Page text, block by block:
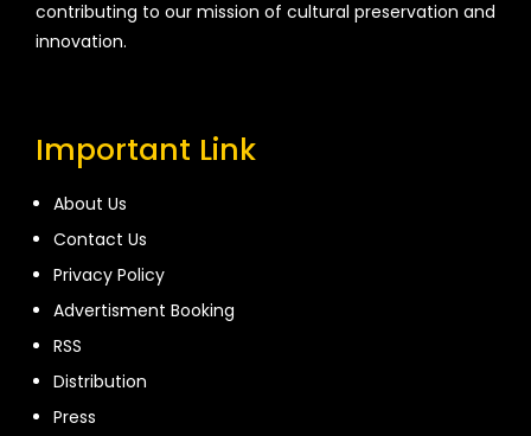
contributing to our mission of cultural preservation and
innovation.
Important Link
About Us
Contact Us
Privacy Policy
Advertisment Booking
RSS
Distribution
Press